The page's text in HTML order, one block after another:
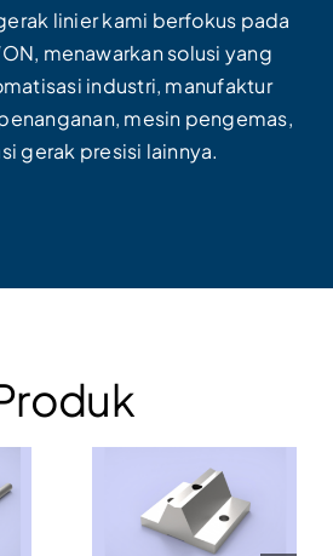
linier kami berfokus pada
menawarkan solusi yang
industri, manufaktur
mesin pengemas,
gerak presisi lainnya.